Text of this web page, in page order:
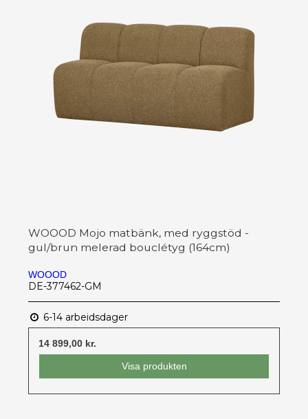
WOOOD Mojo matbänk, med ryggstöd -
gul/brun melerad bouclétyg (164cm)
WOOOD
DE-377462-GM
6-14 arbeidsdager
14 899,00 kr.
Visa produkten